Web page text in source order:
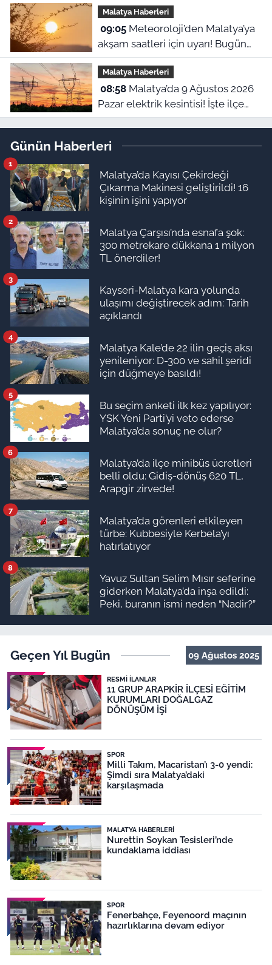
yapıldı!
Malatya Haberleri
09:05Meteoroloji’den Malatya’ya
akşam saatleri için uyarı! Bugün
hava nasıl olacak?
Malatya Haberleri
08:58Malatya’da 9 Ağustos 2026
Pazar elektrik kesintisi! İşte ilçe
ilçe kesinti yaşanacak mahalleler
Günün Haberleri
Malatya’da Kayısı Çekirdeği
Çıkarma Makinesi geliştirildi! 16
kişinin işini yapıyor
1
Malatya Çarşısı’nda esnafa şok:
300 metrekare dükkana 1 milyon
TL önerdiler!
2
Kayseri-Malatya kara yolunda
ulaşımı değiştirecek adım: Tarih
açıklandı
3
Malatya Kale’de 22 ilin geçiş aksı
yenileniyor: D-300 ve sahil şeridi
için düğmeye basıldı!
4
Bu seçim anketi ilk kez yapılıyor:
YSK Yeni Parti’yi veto ederse
Malatya’da sonuç ne olur?
5
Malatya’da ilçe minibüs ücretleri
belli oldu: Gidiş-dönüş 620 TL,
Arapgir zirvede!
6
Malatya’da görenleri etkileyen
türbe: Kubbesiyle Kerbela’yı
hatırlatıyor
7
Yavuz Sultan Selim Mısır seferine
giderken Malatya’da inşa edildi:
Peki, buranın ismi neden “Nadir?”
8
Geçen Yıl Bugün 09 Ağustos 2025
RESMI İLANLAR
11 GRUP ARAPKİR İLÇESİ EĞİTİM
KURUMLARI DOĞALGAZ
DÖNÜŞÜM İŞİ
SPOR
Milli Takım, Macaristan’ı 3-0 yendi:
Şimdi sıra Malatya’daki
karşılaşmada
MALATYA HABERLERI
Nurettin Soykan Tesisleri’nde
kundaklama iddiası
SPOR
Fenerbahçe, Feyenoord maçının
hazırlıklarına devam ediyor